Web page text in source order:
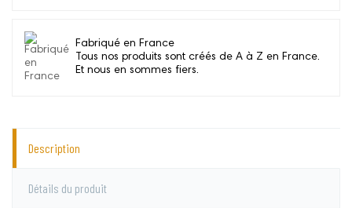
Fabriqué en France
Tous nos produits sont créés de A à Z en France.
Et nous en sommes fiers.
Description
Détails du produit